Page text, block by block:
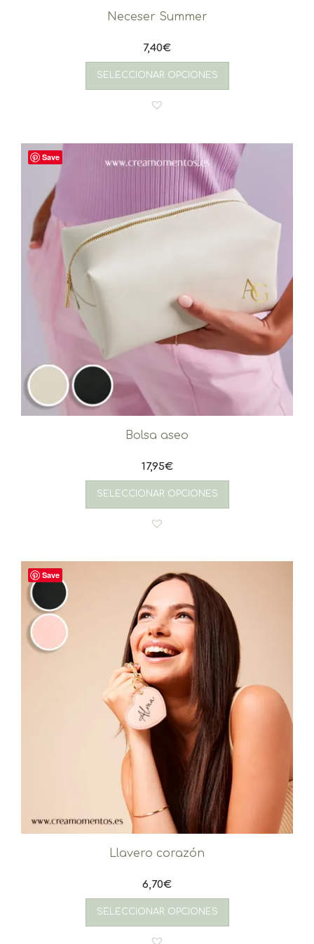
Neceser Summer
7,40€
SELECCIONAR OPCIONES
Save
Bolsa aseo
17,95€
SELECCIONAR OPCIONES
Save
Llavero corazón
6,70€
SELECCIONAR OPCIONES